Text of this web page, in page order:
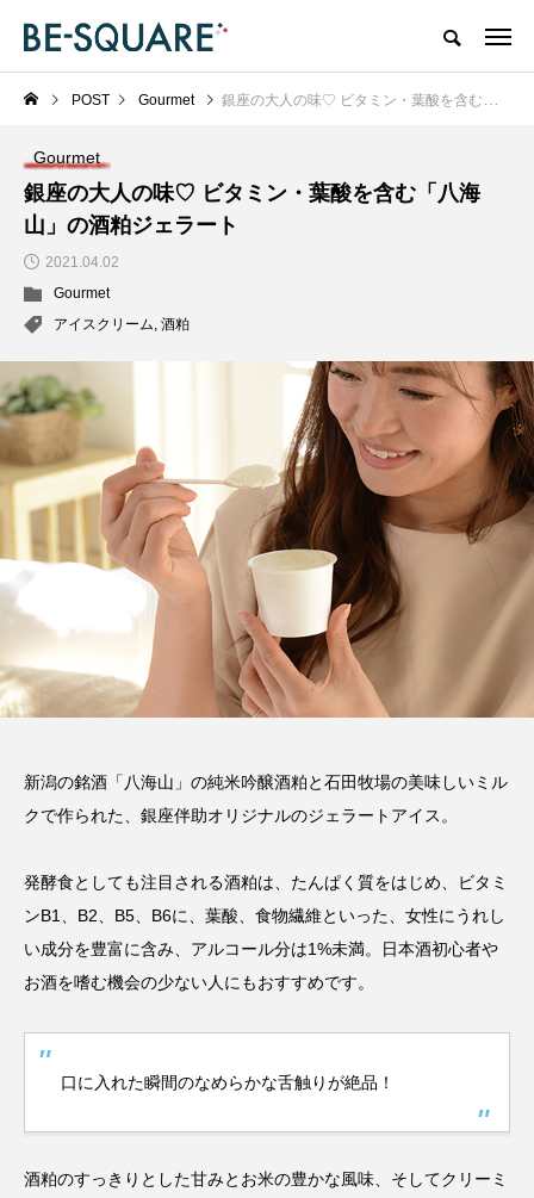
POST Gourmet 銀座の大人の味♡ ビタミン・葉酸を含む「八海山」の酒粕ジェラート
Gourmet
銀座の大人の味♡ ビタミン・葉酸を含む「八海
山」の酒粕ジェラート
2021.04.02
Gourmet
アイスクリーム, 酒粕
新潟の銘酒「八海山」の純米吟醸酒粕と石田牧場の美味しいミル
クで作られた、銀座伴助オリジナルのジェラートアイス。
発酵食としても注目される酒粕は、たんぱく質をはじめ、ビタミ
ンB1、B2、B5、B6に、葉酸、食物繊維といった、女性にうれし
い成分を豊富に含み、アルコール分は1%未満。日本酒初心者や
お酒を嗜む機会の少ない人にもおすすめです。
口に入れた瞬間のなめらかな舌触りが絶品！
酒粕のすっきりとした甘みとお米の豊かな風味、そしてクリーミ